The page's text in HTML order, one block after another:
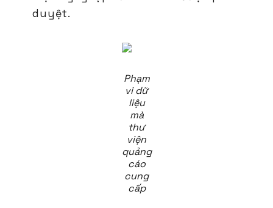
duyệt.
Phạm
vi dữ
liệu
mà
thư
viện
quảng
cáo
cung
cấp